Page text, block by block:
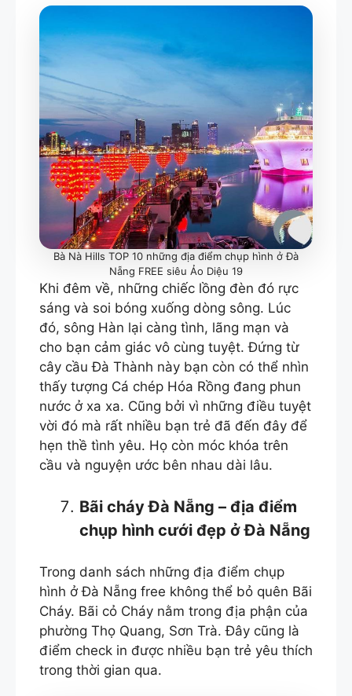
Bà Nà Hills TOP 10 những địa điểm chụp hình ở Đà
Nẵng FREE siêu Ảo Diệu 19
Khi đêm về, những chiếc lồng đèn đó rực
sáng và soi bóng xuống dòng sông. Lúc
đó, sông Hàn lại càng tình, lãng mạn và
cho bạn cảm giác vô cùng tuyệt. Đứng từ
cây cầu Đà Thành này bạn còn có thể nhìn
thấy tượng Cá chép Hóa Rồng đang phun
nước ở xa xa. Cũng bởi vì những điều tuyệt
vời đó mà rất nhiều bạn trẻ đã đến đây để
hẹn thề tình yêu. Họ còn móc khóa trên
cầu và nguyện ước bên nhau dài lâu.
Bãi cháy Đà Nẵng – địa điểm
chụp hình cưới đẹp ở Đà Nẵng
Trong danh sách những địa điểm chụp
hình ở Đà Nẵng free không thể bỏ quên Bãi
Cháy. Bãi cỏ Cháy nằm trong địa phận của
phường Thọ Quang, Sơn Trà. Đây cũng là
điểm check in được nhiều bạn trẻ yêu thích
trong thời gian qua.